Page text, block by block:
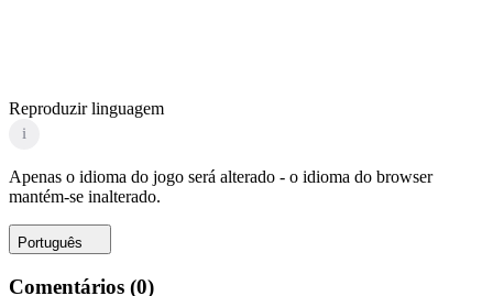
Reproduzir linguagem
i
Apenas o idioma do jogo será alterado - o idioma do browser
mantém-se inalterado.
Português
Comentários (0)